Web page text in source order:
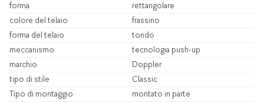
forma
rettangolare
colore del telaio
frassino
forma del telaio
tondo
meccanismo
tecnologia push-up
marchio
Doppler
tipo di stile
Classic
Tipo di montaggio
montato in parte